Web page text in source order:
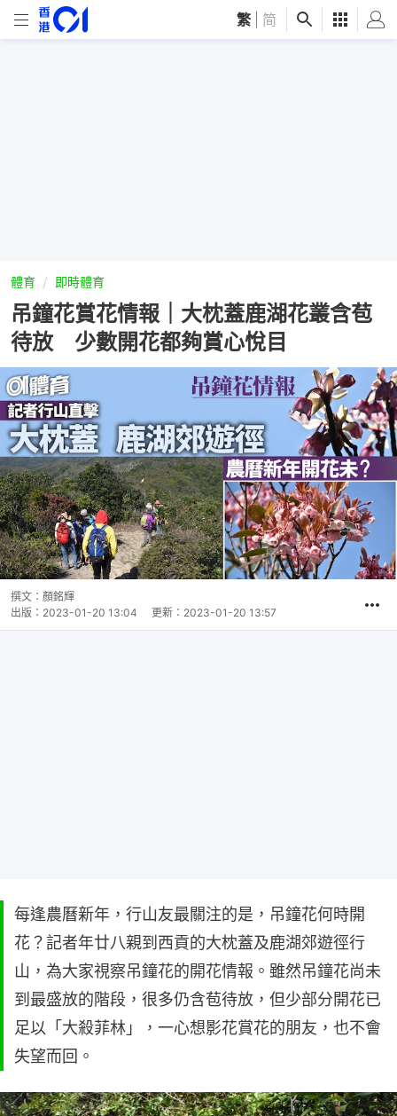
繁 简
體育 即時體育
吊鐘花賞花情報｜大枕蓋鹿湖花叢含苞
待放 少數開花都夠賞心悅目
撰文： 顏銘輝
出版： 2023-01-20 13:04 更新： 2023-01-20 13:57
每逢農曆新年，行山友最關注的是，吊鐘花何時開
花？記者年廿八親到西貢的大枕蓋及鹿湖郊遊徑行
山，為大家視察吊鐘花的開花情報。雖然吊鐘花尚未
到最盛放的階段，很多仍含苞待放，但少部分開花已
足以「大殺菲林」，一心想影花賞花的朋友，也不會
失望而回。